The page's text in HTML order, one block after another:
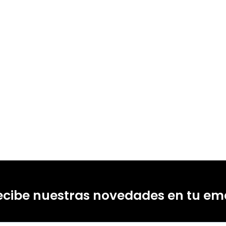
nuestras novedades en tu